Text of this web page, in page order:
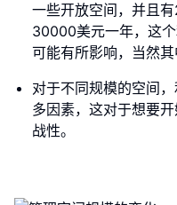
一些开放空间，并且
30000美元一年，这
可能有所影响，当然其
对于不同规模的空间
多因素，这对于想要
战性。